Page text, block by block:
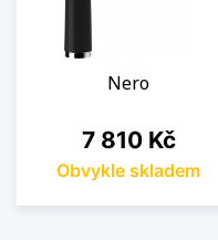
Nero
Cena
7 810 Kč
Obvykle skladem